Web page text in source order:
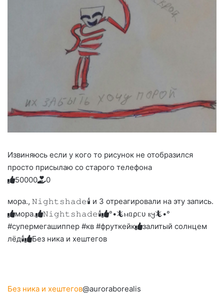
Извиняюсь если у кого то рисунок не отобразился
просто присылаю со старого телефона
Голосуйте
вверх.
5
Нажмите
реакцию:
улыбаюсь
0
Нажмите
реакцию:
смеюсь
до
слез
0
Нажмите
реакцию:
печаль
0
Нажмите
реакцию:
плачу
0
Нажмите
благодарю
0
мора., 𝙽𝚒𝚐𝚑𝚝𝚜𝚑𝚊𝚍𝚎🕯 и 3 отреагировали на эту запись.
мора.
𝙽𝚒𝚐𝚑𝚝𝚜𝚑𝚊𝚍𝚎🕯
°•🦎ⲙᥲρᥴυ ⲃ𐔤🦎•°
#супермегашиппер #кв #фруткейк
залитый солнцем
лёд🕯
Без ника и хештегов
Без ника и хештегов@auroraborealis